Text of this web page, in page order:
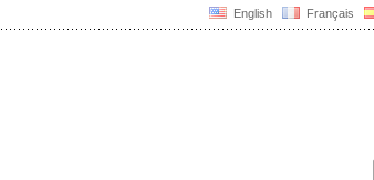
English Français